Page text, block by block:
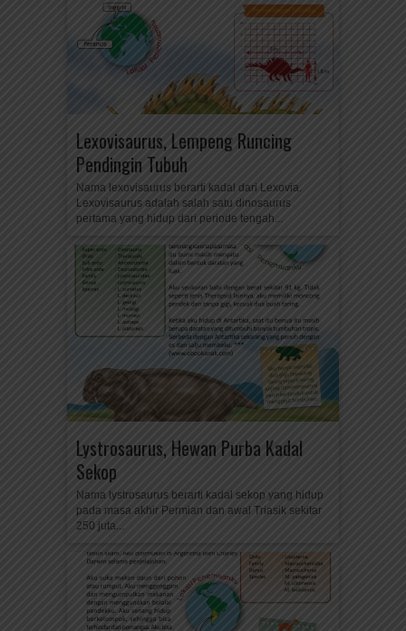
Lexovisaurus, Lempeng Runcing
Pendingin Tubuh
Nama lexovisaurus berarti kadal dari Lexovia.
Lexovisaurus adalah salah satu dinosaurus
pertama yang hidup dari periode tengah...
Lystrosaurus, Hewan Purba Kadal
Sekop
Nama lystrosaurus berarti kadal sekop yang hidup
pada masa akhir Permian dan awal Triasik sekitar
250 juta...